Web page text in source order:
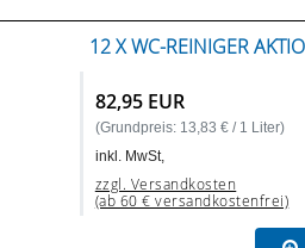
12 X WC-REINIGER
82,95 EUR
(Grundpreis: 13,83 € / 1 Liter)
inkl. MwSt,
zzgl. Versandkosten
(ab 60 € versandkostenfrei)